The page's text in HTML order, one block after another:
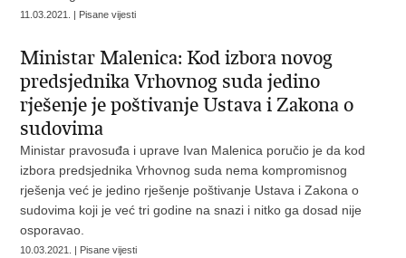
11.03.2021. | Pisane vijesti
Ministar Malenica: Kod izbora novog
predsjednika Vrhovnog suda jedino
rješenje je poštivanje Ustava i Zakona o
sudovima
Ministar pravosuđa i uprave Ivan Malenica poručio je da kod
izbora predsjednika Vrhovnog suda nema kompromisnog
rješenja već je jedino rješenje poštivanje Ustava i Zakona o
sudovima koji je već tri godine na snazi i nitko ga dosad nije
osporavao.
10.03.2021. | Pisane vijesti